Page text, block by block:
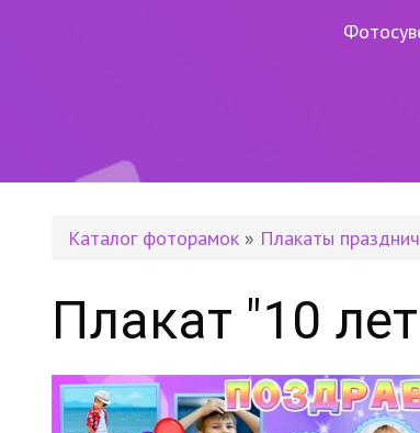
Каталог фоторамок » Плакаты
Плакат "10